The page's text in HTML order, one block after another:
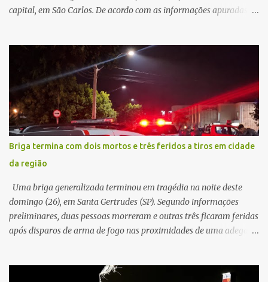
capital, em São Carlos. De acordo com as informações apuradas no
veículo, o trânsito estava lento e congestionado devido a obras
realizadas na rodovia, momento em que ocorreu o impacto. Com
a violência da colisão, o motociclista foi arremessado ao solo.
Testemunhas relataram que o capacete teria se desprendido
durante o acidente. O jovem sofreu ferimentos gravíssimos e
morreu ainda no local. Equipes de resgate e de atendimento da
concessionária responsável pela rodovia foram acionadas e
realizaram a sinalização da via, além de prestarem socorro à
vítima. No entanto, o óbito foi constatado ainda no local do
acidente. A Polícia Militar Rodoviária compareceu para o registro
da ocorrência...
Briga termina com dois mortos e três feridos a tiros em cidade
da região
Uma briga generalizada terminou em tragédia na noite deste
domingo (26), em Santa Gertrudes (SP). Segundo informações
preliminares, duas pessoas morreram e outras três ficaram feridas
após disparos de arma de fogo nas proximidades de uma adega. O
começado dentro do estabelecimento e se estendido para a área